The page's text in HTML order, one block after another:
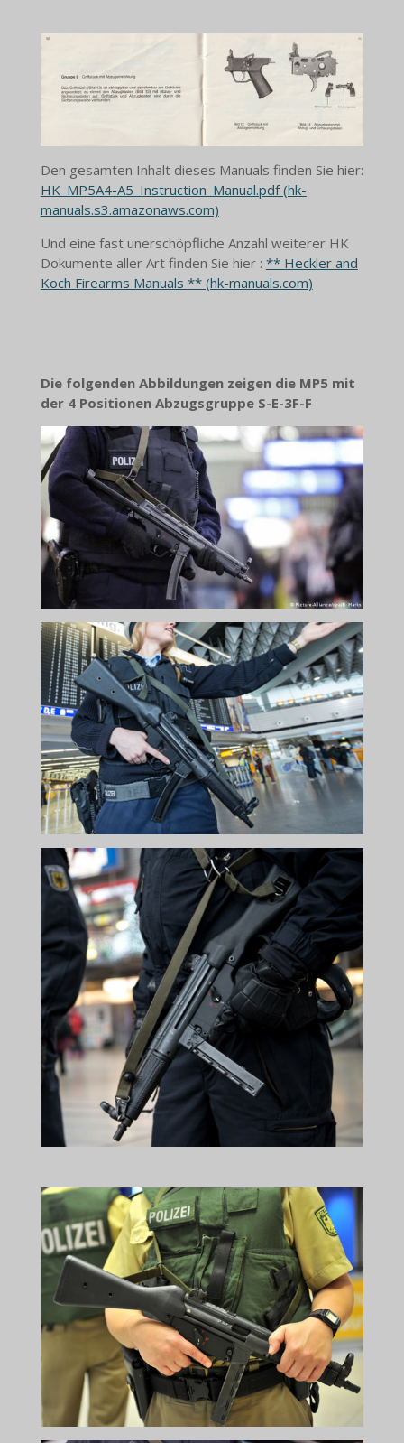
Den gesamten Inhalt dieses Manuals finden Sie hier:
HK_MP5A4-A5_Instruction_Manual.pdf (hk-
manuals.s3.amazonaws.com)
Und eine fast unerschöpfliche Anzahl weiterer HK
Dokumente aller Art finden Sie hier : ** Heckler and
Koch Firearms Manuals ** (hk-manuals.com)
Die folgenden Abbildungen zeigen die MP5 mit
der 4 Positionen Abzugsgruppe S-E-3F-F